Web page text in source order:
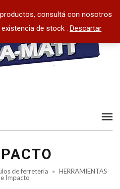
consultá con nosotros
de stock . Descartar
de ferretería » HERRAMIENTAS
Impacto